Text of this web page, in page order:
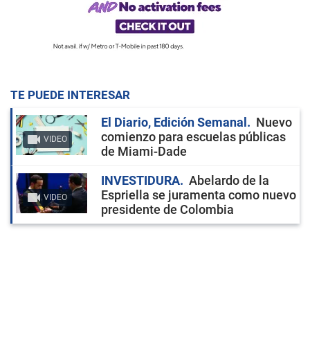
TE PUEDE INTERESAR
VIDEO
El Diario, Edición Semanal
Nuevo
comienzo para escuelas públicas
de Miami-Dade
VIDEO
INVESTIDURA
Abelardo de la
Espriella se juramenta como nuevo
presidente de Colombia